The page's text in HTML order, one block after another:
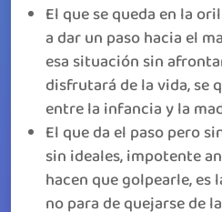
El que se queda en la
a dar un paso hacia el
esa situación sin
disfrutará de la vida, se
entre la infancia y la
El que da el paso pero
sin ideales, impotente
hacen que golpearle, es
no para de quejarse de